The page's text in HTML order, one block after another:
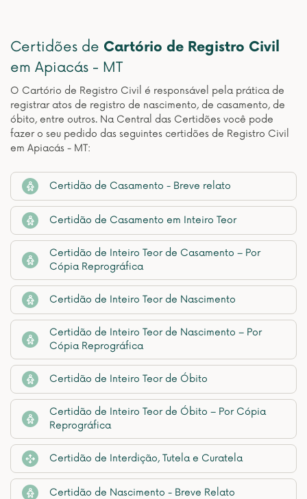
Certidões de Cartório de Registro Civil
em Apiacás - MT
O Cartório de Registro Civil é responsável pela prática de
registrar atos de registro de nascimento, de casamento, de
óbito, entre outros. Na Central das Certidões você pode
fazer o seu pedido das seguintes certidões de Registro Civil
em Apiacás - MT:
Certidão de Casamento - Breve relato
Certidão de Casamento em Inteiro Teor
Certidão de Inteiro Teor de Casamento – Por
Cópia Reprográfica
Certidão de Inteiro Teor de Nascimento
Certidão de Inteiro Teor de Nascimento – Por
Cópia Reprográfica
Certidão de Inteiro Teor de Óbito
Certidão de Inteiro Teor de Óbito – Por Cópia
Reprográfica
Certidão de Interdição, Tutela e Curatela
Certidão de Nascimento - Breve Relato